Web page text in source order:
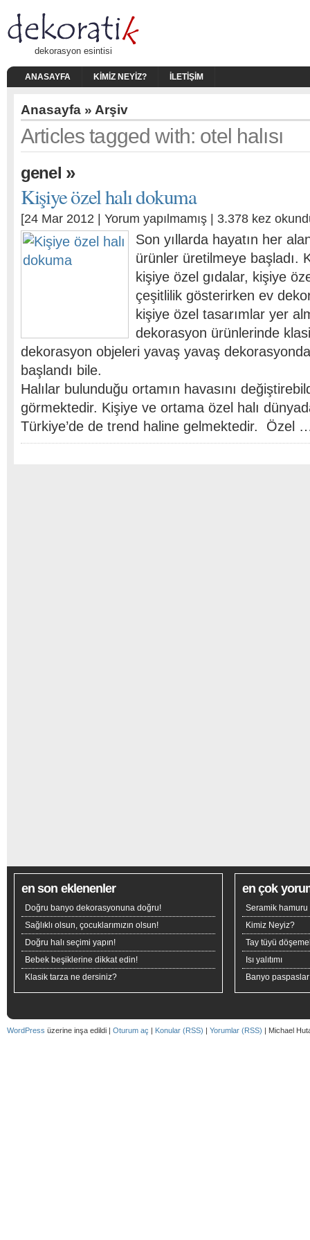
dekorasyon esintisi
ANASAYFA KIMIZ NEYIZ? İLETIŞIM
Anasayfa » Arşiv
Articles tagged with: otel halısı
genel »
Kişiye özel halı dokuma
[24 Mar 2012 | Yorum yapılmamış | 3.378 kez
Son yıllarda hayatın her
ürünler üretilmeye başladı.
kişiye özel gıdalar, kişiye
çeşitlilik gösterirken ev
kişiye özel tasarımlar yer
dekorasyon ürünlerinde
dekorasyon objeleri yavaş yavaş
başlandı bile.
Halılar bulunduğu ortamın havasını
görmektedir. Kişiye ve ortama özel halı
Türkiye’de de trend haline gelmektedir. Özel
en son eklenenler
Doğru banyo dekorasyonuna doğru!
Sağlıklı olsun, çocuklarımızın olsun!
Doğru halı seçimi yapın!
Bebek beşiklerine dikkat edin!
Klasik tarza ne dersiniz?
en çok
Seramik hamuru
Kimiz Neyiz?
Tay tüyü
Isı yalıtımı
Banyo
WordPress üzerine inşa edildi | Oturum aç | Konular (RSS) | Yorumlar (RSS) | Michael